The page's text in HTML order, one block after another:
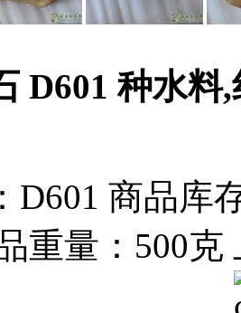
D601 种水料
D601 商品库
重量：500克